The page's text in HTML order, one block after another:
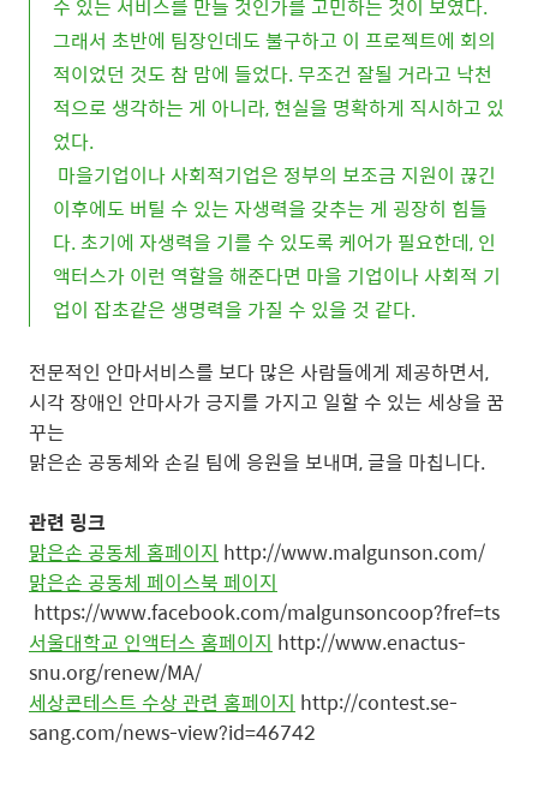
수 있는 서비스를 만들 것인가를 고민하는 것이 보였다.
그래서 초반에 팀장인데도 불구하고 이 프로젝트에 회의
적이었던 것도 참 맘에 들었다. 무조건 잘될 거라고 낙천
적으로 생각하는 게 아니라, 현실을 명확하게 직시하고 있
었다.
마을기업이나 사회적기업은 정부의 보조금 지원이 끊긴
이후에도 버틸 수 있는 자생력을 갖추는 게 굉장히 힘들
다. 초기에 자생력을 기를 수 있도록 케어가 필요한데, 인
액터스가 이런 역할을 해준다면 마을 기업이나 사회적 기
업이 잡초같은 생명력을 가질 수 있을 것 같다.
전문적인 안마서비스를 보다 많은 사람들에게 제공하면서,
시각 장애인 안마사가 긍지를 가지고 일할 수 있는 세상을 꿈
꾸는
맑은손 공동체와 손길 팀에 응원을 보내며, 글을 마칩니다.
관련 링크
맑은손 공동체 홈페이지 http://www.malgunson.com/
맑은손 공동체 페이스북 페이지
https://www.facebook.com/malgunsoncoop?fref=ts
서울대학교 인액터스 홈페이지 http://www.enactus-
snu.org/renew/MA/
세상콘테스트 수상 관련 홈페이지 http://contest.se-
sang.com/news-view?id=46742